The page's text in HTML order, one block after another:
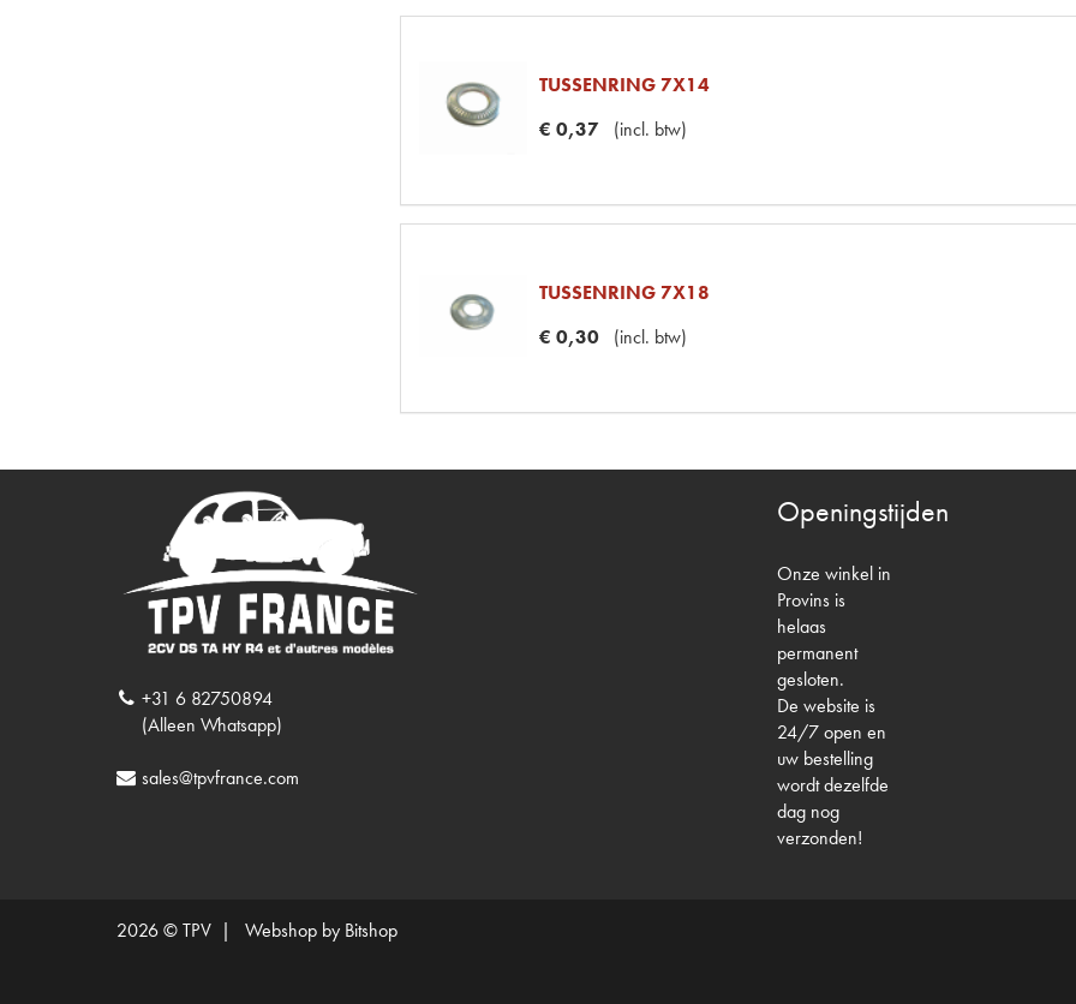
TUSSENRING 7X14
€ 0,37 (incl. btw)
TUSSENRING 7X18
€ 0,30 (incl. btw)
+31 6 82750894
(Alleen Whatsapp)
sales@tpvfrance.com
Openingstijden
Onze winkel in
Provins is
helaas
permanent
gesloten.
De website is
24/7 open en
uw bestelling
wordt dezelfde
dag nog
verzonden!
2026 © TPV | Webshop by Bitshop